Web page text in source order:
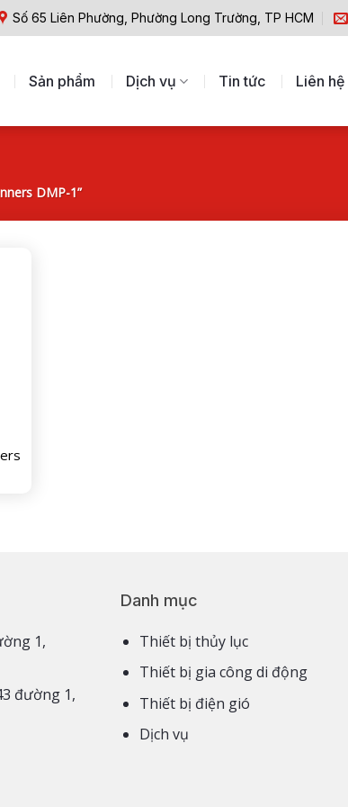
Số 65 Liên Phường, Phường Long Trường, TP HCM
Sản phẩm Dịch vụ Tin tức Liên hệ
DMP-1”
đường 1,
đường 1,
Danh mục
Thiết bị thủy lục
Thiết bị gia công di động
Thiết bị điện gió
Dịch vụ